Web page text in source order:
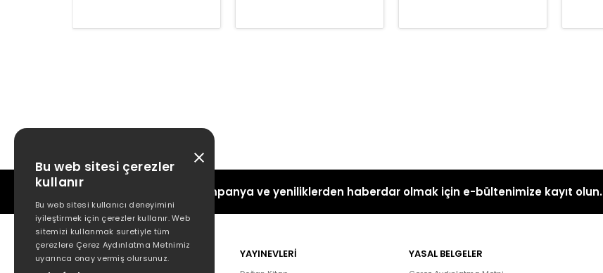
Kampanya ve yeniliklerden haberdar olmak için e-bültenimize kayıt olun.
POPÜLER YAYINEVLERİ YASAL BELGELER
Bu web sitesi çerezler
kullanır
Bu web sitesi kullanıcı deneyimini
iyileştirmek için çerezler kullanır. Web
sitemizi kullanmak suretiyle tüm
çerezlere Çerez Aydınlatma Metnimiz
uyarınca onay vermiş olursunuz.